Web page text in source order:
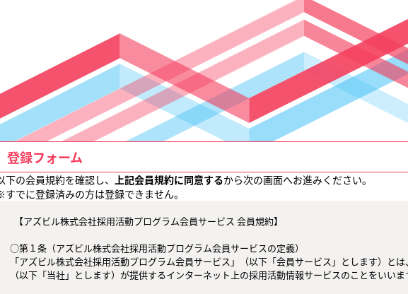
登録フォーム
下の会員規約を確認し、 上記会員規約に同意するから次の画面へお進みください。
すでに登録済みの方は登録できません。
○第１条（アズビル株式会社採用活動プログラム会員サービスの定義）
「アズビル株式会社採用活動プログラム会員サービス」（以下「会員サービス」とします）と
（以下「当社」とします）が提供するインターネット上の採用活動情報サービスのことをいいま